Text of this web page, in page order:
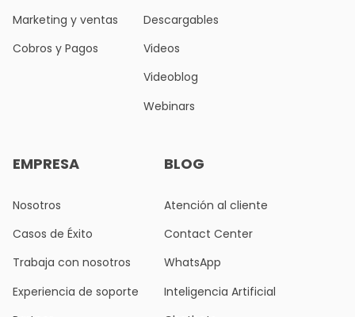
Marketing y ventas
Cobros y Pagos
Descargables
Videos
Videoblog
Webinars
EMPRESA
Nosotros
Casos de Éxito
Trabaja con nosotros
Experiencia de soporte
BLOG
Atención al cliente
Contact Center
WhatsApp
Inteligencia Artificial